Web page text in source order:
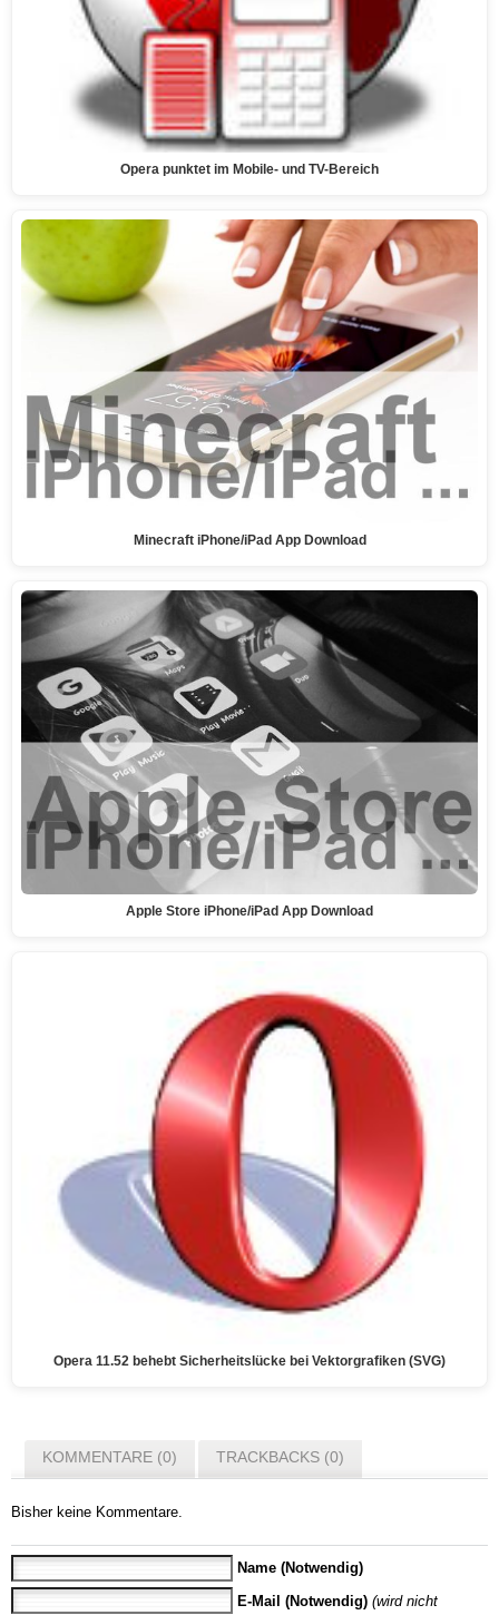
Opera punktet im Mobile- und TV-Bereich
Minecraft iPhone/iPad App Download
Apple Store iPhone/iPad App Download
Opera 11.52 behebt Sicherheitslücke bei Vektorgrafiken (SVG)
KOMMENTARE (0) TRACKBACKS (0)
Bisher keine Kommentare.
Name (Notwendig)
E-Mail (Notwendig) (wird nicht